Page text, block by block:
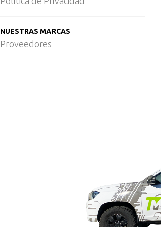
NUESTRAS MARCAS
Proveedores